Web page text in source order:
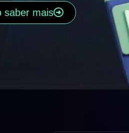
saber mais